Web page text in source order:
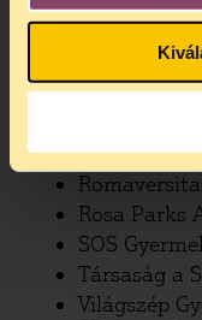
Országos
NANE
Patent
Pressley
Rosa Parks
SOS
Társaság a
Világszép